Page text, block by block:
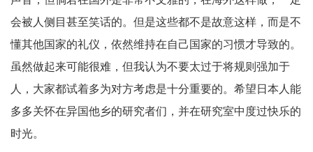
会被人侧目甚至笑话的。但是这些都不是故意这样，而是不
懂其他国家的礼仪，依然维持在自己国家的习惯才导致的。
虽然做起来可能很难，但我认为不要太过于将规则强加于
人，大家都试着多为对方考虑是十分重要的。希望日本人能
多多关怀在异国他乡的研究者们，并在研究室中度过快乐的
时光。